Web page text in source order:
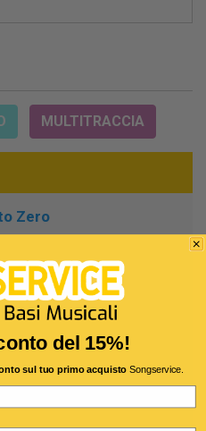
MULTITRACCIA
Zero
del 15%!
sul tuo primo acquistoSongservice.